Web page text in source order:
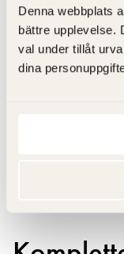
Denna webbplats
bättre upplevelse.
val under tillåt
dina
Artikelnummer